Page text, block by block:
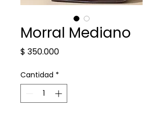
Morral Mediano
$ 350.000Precio
Cantidad *